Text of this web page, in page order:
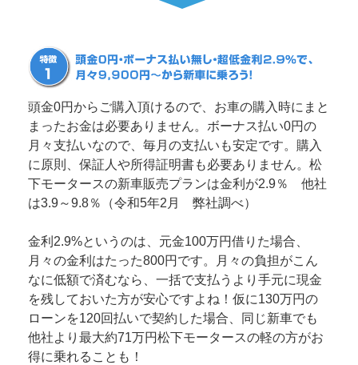
頭金0円からご購入頂けるので、お車の購入時にまと
まったお金は必要ありません。ボーナス払い0円の
月々支払いなので、毎月の支払いも安定です。購入
に原則、保証人や所得証明書も必要ありません。松
下モータースの新車販売プランは金利が2.9％ 他社
は3.9～9.8％（令和5年2月 弊社調べ）
金利2.9%というのは、元金100万円借りた場合、
月々の金利はたった800円です。月々の負担がこん
なに低額で済むなら、一括で支払うより手元に現金
を残しておいた方が安心ですよね！仮に130万円の
ローンを120回払いで契約した場合、同じ新車でも
他社より最大約71万円松下モータースの軽の方がお
得に乗れることも！